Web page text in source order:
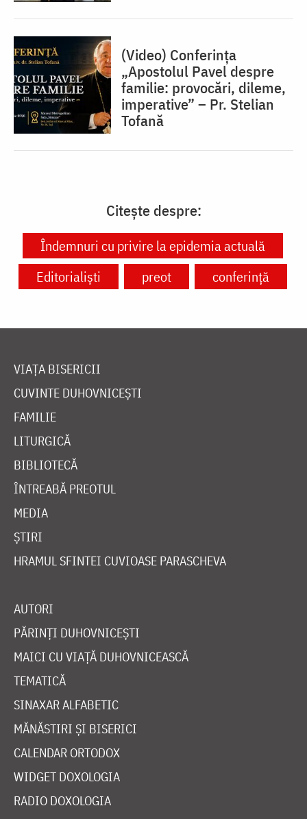
(Video) Conferința
„Apostolul Pavel despre
familie: provocări, dileme,
imperative” – Pr. Stelian
Tofană
Citește despre:
Îndemnuri cu privire la epidemia actuală
Editorialiști
preot conferință
VIAȚA BISERICII
CUVINTE DUHOVNICEȘTI
FAMILIE
LITURGICĂ
BIBLIOTECĂ
ÎNTREABĂ PREOTUL
MEDIA
ȘTIRI
HRAMUL SFINTEI CUVIOASE PARASCHEVA
AUTORI
PĂRINȚI DUHOVNICEȘTI
MAICI CU VIAȚĂ DUHOVNICEASCĂ
TEMATICĂ
SINAXAR ALFABETIC
MĂNĂSTIRI ȘI BISERICI
CALENDAR ORTODOX
WIDGET DOXOLOGIA
RADIO DOXOLOGIA